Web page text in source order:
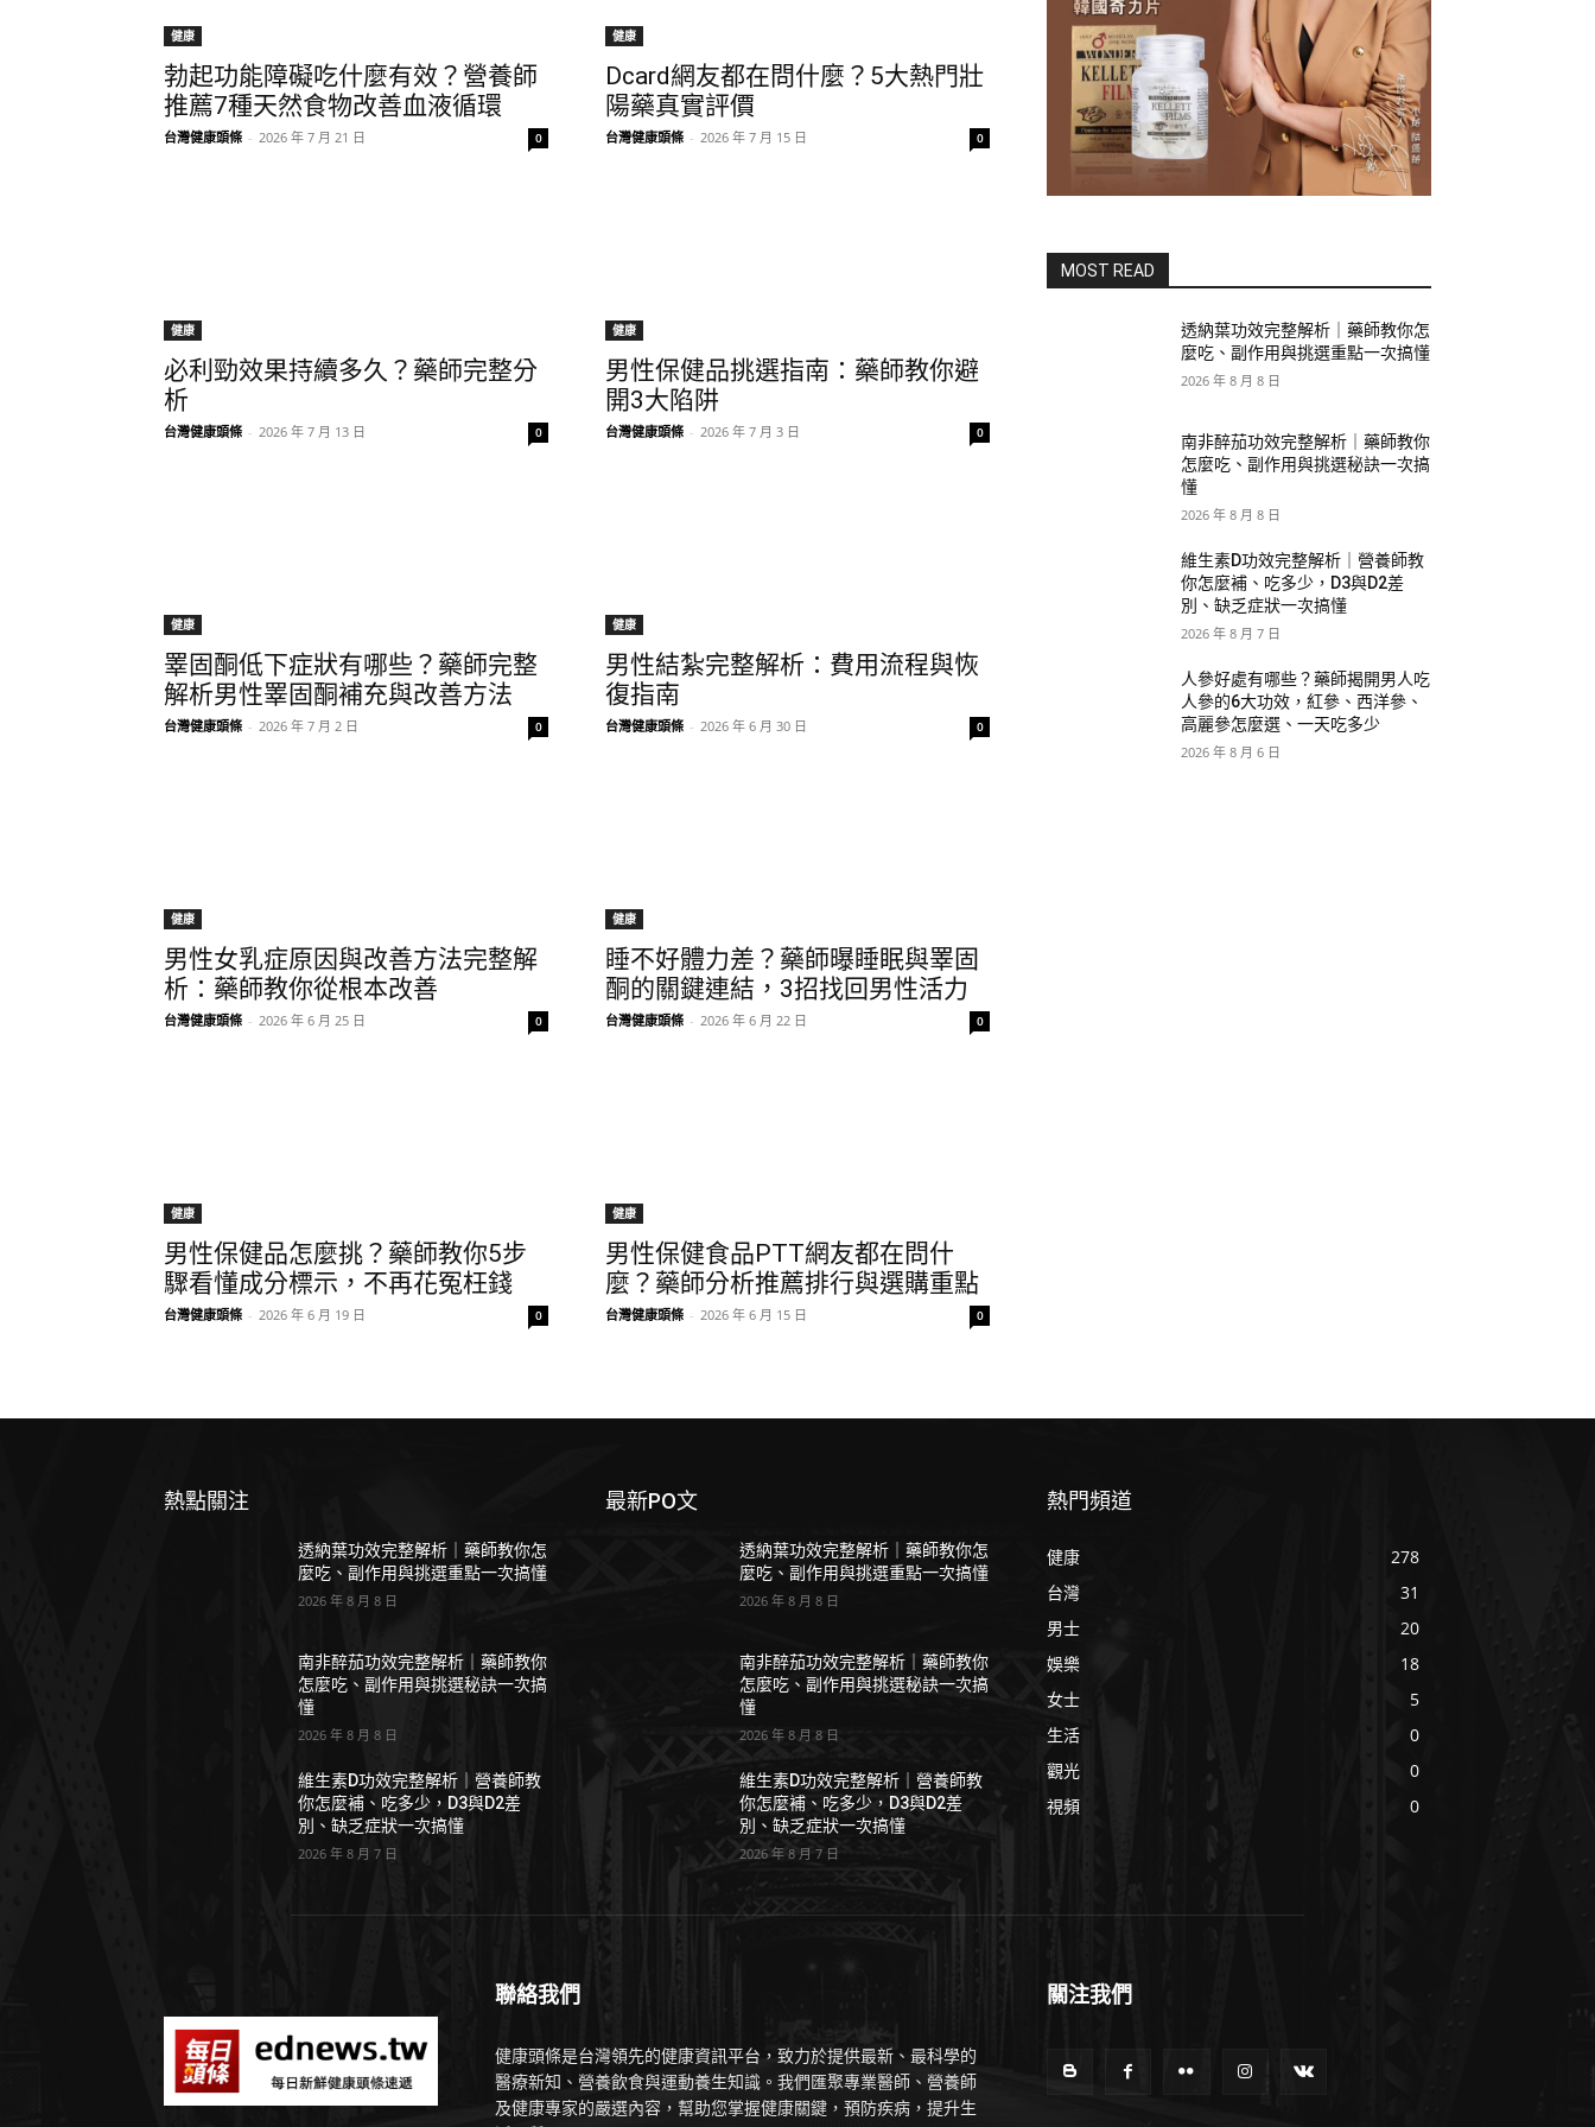
健康
勃起功能障礙吃什麼有效？營養師
推薦7種天然食物改善血液循環
台灣健康頭條 - 2026 年 7 月 21 日 0
健康
Dcard網友都在問什麼？5大熱門壯
陽藥真實評價
台灣健康頭條 - 2026 年 7 月 15 日 0
健康
必利勁效果持續多久？藥師完整分
析
台灣健康頭條 - 2026 年 7 月 13 日 0
健康
男性保健品挑選指南：藥師教你避
開3大陷阱
台灣健康頭條 - 2026 年 7 月 3 日 0
健康
睪固酮低下症狀有哪些？藥師完整
解析男性睪固酮補充與改善方法
台灣健康頭條 - 2026 年 7 月 2 日 0
健康
男性結紮完整解析：費用流程與恢
復指南
台灣健康頭條 - 2026 年 6 月 30 日 0
健康
男性女乳症原因與改善方法完整解
析：藥師教你從根本改善
台灣健康頭條 - 2026 年 6 月 25 日 0
健康
睡不好體力差？藥師曝睡眠與睪固
酮的關鍵連結，3招找回男性活力
台灣健康頭條 - 2026 年 6 月 22 日 0
健康
男性保健品怎麼挑？藥師教你5步
驟看懂成分標示，不再花冤枉錢
台灣健康頭條 - 2026 年 6 月 19 日 0
健康
男性保健食品PTT網友都在問什
麼？藥師分析推薦排行與選購重點
台灣健康頭條 - 2026 年 6 月 15 日 0
MOST READ
透納葉功效完整解析｜藥師教你怎
麼吃、副作用與挑選重點一次搞懂
2026 年 8 月 8 日
南非醉茄功效完整解析｜藥師教你
怎麼吃、副作用與挑選秘訣一次搞
懂
2026 年 8 月 8 日
維生素D功效完整解析｜營養師教
你怎麼補、吃多少，D3與D2差
別、缺乏症狀一次搞懂
2026 年 8 月 7 日
人參好處有哪些？藥師揭開男人吃
人參的6大功效，紅參、西洋參、
高麗參怎麼選、一天吃多少
2026 年 8 月 6 日
熱點關注
透納葉功效完整解析｜藥師教你怎
麼吃、副作用與挑選重點一次搞懂
2026 年 8 月 8 日
南非醉茄功效完整解析｜藥師教你
怎麼吃、副作用與挑選秘訣一次搞
懂
2026 年 8 月 8 日
維生素D功效完整解析｜營養師教
你怎麼補、吃多少，D3與D2差
別、缺乏症狀一次搞懂
2026 年 8 月 7 日
最新PO文
透納葉功效完整解析｜藥師教你怎
麼吃、副作用與挑選重點一次搞懂
2026 年 8 月 8 日
南非醉茄功效完整解析｜藥師教你
怎麼吃、副作用與挑選秘訣一次搞
懂
2026 年 8 月 8 日
維生素D功效完整解析｜營養師教
你怎麼補、吃多少，D3與D2差
別、缺乏症狀一次搞懂
2026 年 8 月 7 日
熱門頻道
健康
278
台灣
31
男士
20
娛樂
18
女士
5
生活
0
觀光
0
視頻
0
聯絡我們
健康頭條是台灣領先的健康資訊平台，致力於提供最新、最科學的
醫療新知、營養飲食與運動養生知識。我們匯聚專業醫師、營養師
及健康專家的嚴選內容，幫助您掌握健康關鍵，預防疾病，提升生
關注我們